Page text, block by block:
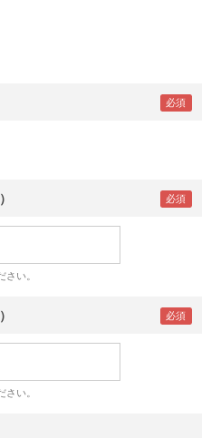
い。
い。